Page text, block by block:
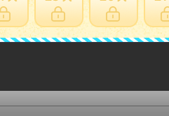
お読みください。